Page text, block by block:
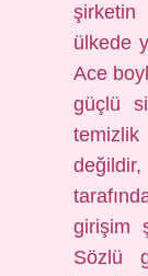
şirketin
ülkede
Ace
güçlü
girişim
Sözlü